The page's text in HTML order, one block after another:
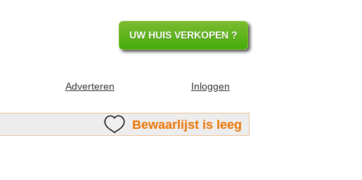
UW HUIS VERKOPEN ?
Adverteren Inloggen
Bewaarlijst is leeg